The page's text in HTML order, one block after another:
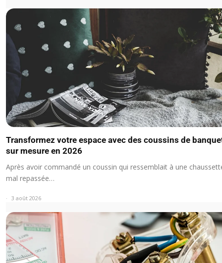
Transformez votre espace avec des coussins de
sur mesure en 2026
Après avoir commandé un coussin qui ressemblait à une
mal repassée…
3 août 2026